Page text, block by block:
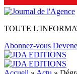
TOUTE
Abonnez-vous